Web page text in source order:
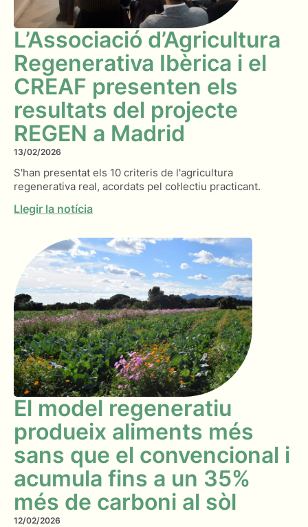
L’Associació d’Agricultura
Regenerativa Ibèrica i el
CREAF presenten els
resultats del projecte
REGEN a Madrid
13/02/2026
S'han presentat els 10 criteris de l'agricultura
regenerativa real, acordats pel col·lectiu practicant.
Llegir la notícia
El model regeneratiu
produeix aliments més
sans que el convencional i
acumula fins a un 35%
més de carboni al sòl
12/02/2026